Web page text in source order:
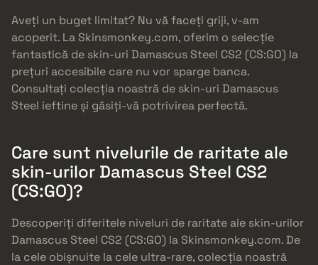
Aveți un buget limitat? Nu vă faceți griji, v-am
acoperit. La Skinsmonkey.com, oferim o selecție
fantastică de skin-uri Damascus Steel CS2 (CS:GO) la
prețuri accesibile care nu vor sparge banca.
Consultați colecția noastră de skin-uri Damascus
Steel ieftine și găsiți-vă potrivirea perfectă.
Care sunt nivelurile de raritate ale
skin-urilor Damascus Steel CS2
(CS:GO)?
Descoperiți diferitele niveluri de raritate ale skin-urilor
Damascus Steel CS2 (CS:GO) la Skinsmonkey.com. De
la cele obișnuite la cele ultra-rare, colecția noastră